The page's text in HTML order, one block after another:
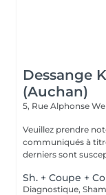
Dessange
(Auchan)
5, Rue Alphonse
Veuillez prendre
communiqués à
derniers sont
Sh. + Coupe +